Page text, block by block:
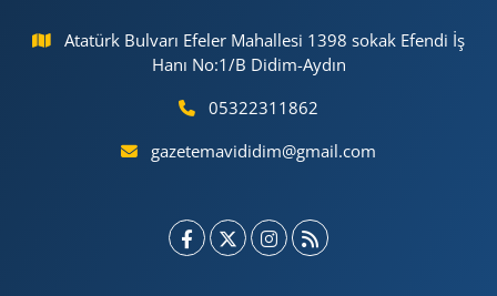
Atatürk Bulvarı Efeler Mahallesi 1398 sokak Efendi İş
Hanı No:1/B Didim-Aydın
05322311862
gazetemavididim@gmail.com